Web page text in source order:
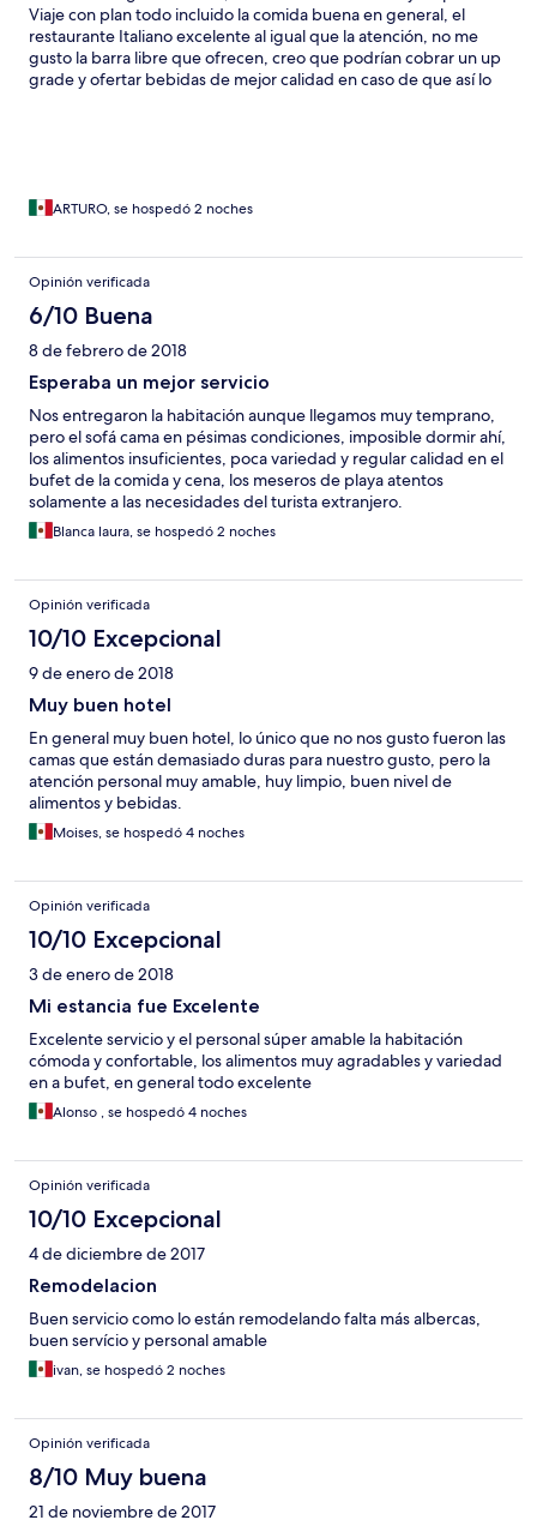
Viaje con plan todo incluido la comida buena en general, el
restaurante Italiano excelente al igual que la atención, no me
gusto la barra libre que ofrecen, creo que podrían cobrar un up
grade y ofertar bebidas de mejor calidad en caso de que así lo
ARTURO, se hospedó 2 noches
Opinión verificada
6/10 Buena
8 de febrero de 2018
Esperaba un mejor servicio
Nos entregaron la habitación aunque llegamos muy temprano,
pero el sofá cama en pésimas condiciones, imposible dormir ahí,
los alimentos insuficientes, poca variedad y regular calidad en el
bufet de la comida y cena, los meseros de playa atentos
solamente a las necesidades del turista extranjero.
Blanca laura, se hospedó 2 noches
Opinión verificada
10/10 Excepcional
9 de enero de 2018
Muy buen hotel
En general muy buen hotel, lo único que no nos gusto fueron las
camas que están demasiado duras para nuestro gusto, pero la
atención personal muy amable, huy limpio, buen nivel de
alimentos y bebidas.
Moises, se hospedó 4 noches
Opinión verificada
10/10 Excepcional
3 de enero de 2018
Mi estancia fue Excelente
Excelente servicio y el personal súper amable la habitación
cómoda y confortable, los alimentos muy agradables y variedad
en a bufet, en general todo excelente
Alonso , se hospedó 4 noches
Opinión verificada
10/10 Excepcional
4 de diciembre de 2017
Remodelacion
Buen servicio como lo están remodelando falta más albercas,
buen servício y personal amable
ivan, se hospedó 2 noches
Opinión verificada
8/10 Muy buena
21 de noviembre de 2017